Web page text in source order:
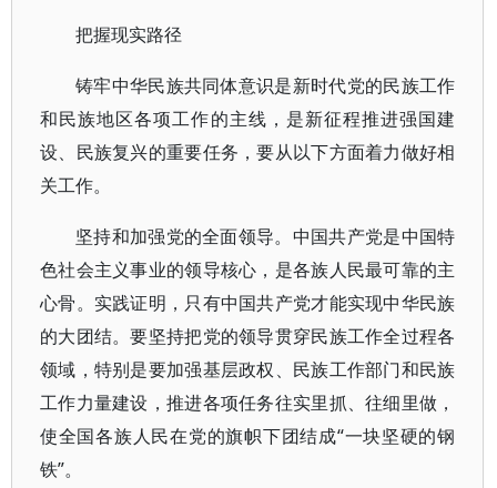
把握现实路径
铸牢中华民族共同体意识是新时代党的民族工作
和民族地区各项工作的主线，是新征程推进强国建
设、民族复兴的重要任务，要从以下方面着力做好相
关工作。
坚持和加强党的全面领导。中国共产党是中国特
色社会主义事业的领导核心，是各族人民最可靠的主
心骨。实践证明，只有中国共产党才能实现中华民族
的大团结。要坚持把党的领导贯穿民族工作全过程各
领域，特别是要加强基层政权、民族工作部门和民族
工作力量建设，推进各项任务往实里抓、往细里做，
使全国各族人民在党的旗帜下团结成“一块坚硬的钢
铁”。